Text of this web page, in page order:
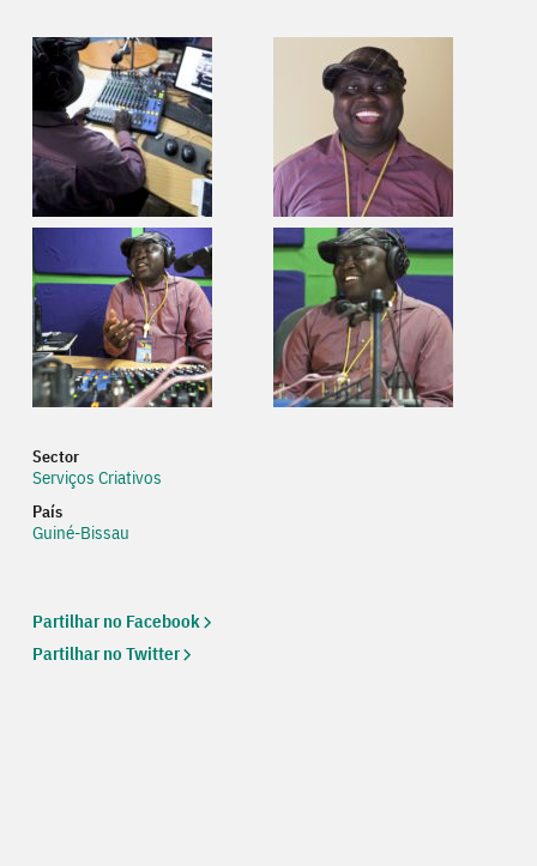
Sector
Serviços Criativos
País
Guiné-Bissau
Partilhar no Facebook
Partilhar no Twitter